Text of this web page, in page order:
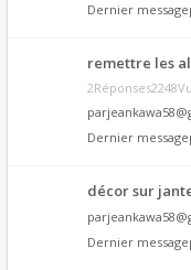
Dernier
remettre les
par
Dernier
décor sur
par
Dernier